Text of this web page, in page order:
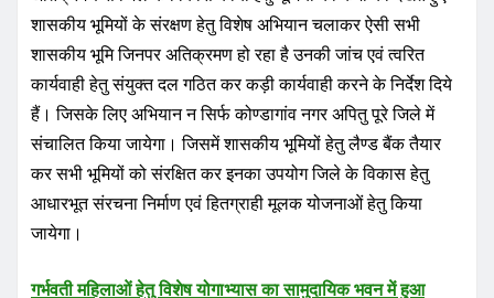
शासकीय भूमियों के संरक्षण हेतु विशेष अभियान चलाकर ऐसी सभी
शासकीय भूमि जिनपर अतिक्रमण हो रहा है उनकी जांच एवं त्वरित
कार्यवाही हेतु संयुक्त दल गठित कर कड़ी कार्यवाही करने के निर्देश दिये
हैं। जिसके लिए अभियान न सिर्फ कोण्डागांव नगर अपितु पूरे जिले में
संचालित किया जायेगा। जिसमें शासकीय भूमियों हेतु लैण्ड बैंक तैयार
कर सभी भूमियों को संरक्षित कर इनका उपयोग जिले के विकास हेतु
आधारभूत संरचना निर्माण एवं हितग्राही मूलक योजनाओं हेतु किया
जायेगा।
गर्भवती महिलाओं हेतु विशेष योगाभ्यास का सामुदायिक भवन में हुआ